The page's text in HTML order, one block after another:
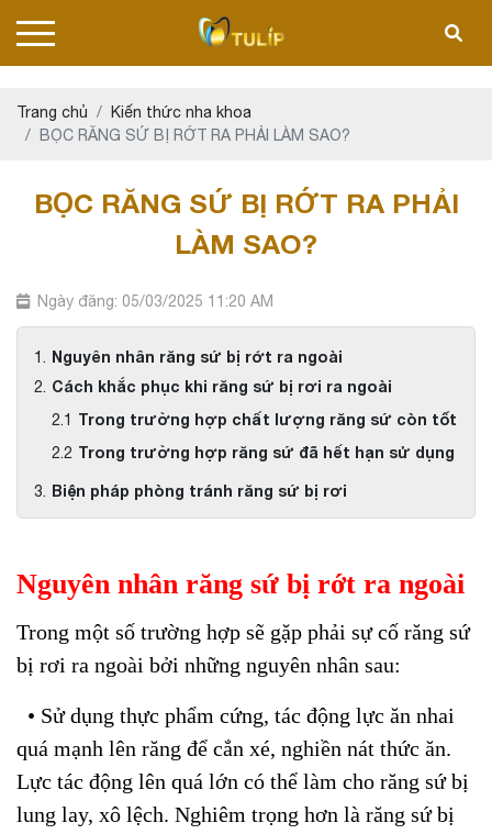
Trang chủ
Kiến thức nha khoa
BỌC RĂNG SỨ BỊ RỚT RA PHẢI LÀM SAO?
BỌC RĂNG SỨ BỊ RỚT RA PHẢI
LÀM SAO?
Ngày đăng: 05/03/2025 11:20 AM
Nguyên nhân răng sứ bị rớt ra ngoài
Cách khắc phục khi răng sứ bị rơi ra ngoài
Trong trường hợp chất lượng răng sứ còn tốt
Trong trường hợp răng sứ đã hết hạn sử dụng
Biện pháp phòng tránh răng sứ bị rơi
Nguyên nhân răng sứ bị rớt ra ngoài
Trong một số trường hợp sẽ gặp phải sự cố răng sứ
bị rơi ra ngoài bởi những nguyên nhân sau:
• Sử dụng thực phẩm cứng, tác động lực ăn nhai
quá mạnh lên răng để cắn xé, nghiền nát thức ăn.
Lực tác động lên quá lớn có thể làm cho răng sứ bị
lung lay, xô lệch. Nghiêm trọng hơn là răng sứ bị